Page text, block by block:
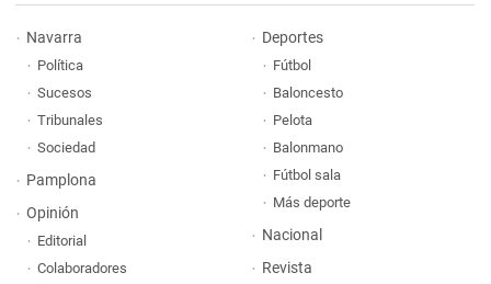
Navarra
Política
Sucesos
Tribunales
Sociedad
Pamplona
Opinión
Editorial
Colaboradores
Deportes
Fútbol
Baloncesto
Pelota
Balonmano
Fútbol sala
Más deporte
Nacional
Revista